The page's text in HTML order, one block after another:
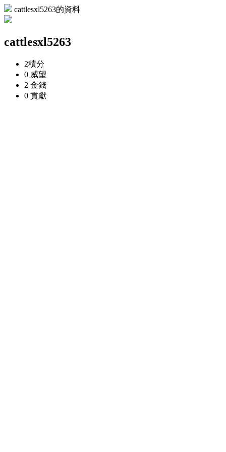
cattlesxl5263的資料
cattlesxl5263
2積分
0 威望
2 金錢
0 貢獻